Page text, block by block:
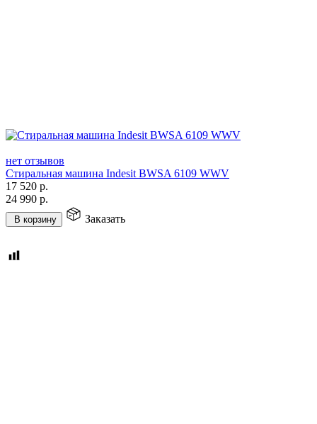
нет отзывов
Стиральная машина Indesit BWSA 6109 WWV
17 520 р.
24 990 р.
В корзину Заказать